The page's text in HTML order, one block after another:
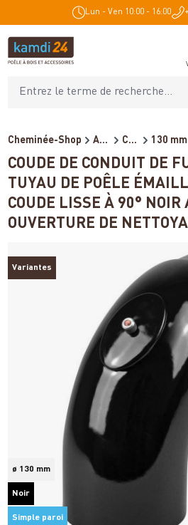
principal Lun - Ven 10:00 - 16:00
Cheminée-Shop Accessoires de cheminée Conduits de fumée pour poêl... 130 mm
COUDE DE CONDUIT DE
TUYAU DE POÊLE
COUDE LISSE À 90° NOIR
OUVERTURE DE
Variantes
ø 130 mm
Noir
Simple paroi